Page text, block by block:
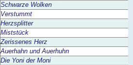
Schwarze Wolken
Verstummt
Herzsplitter
Miststück
Zerissenes Herz
Auerhahn und Auerhuhn
Die Yoni der Moni